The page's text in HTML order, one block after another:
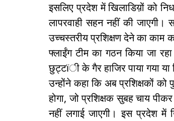
इसलिए प्रदेश में खिलाडिय़ों को
लापरवाही सहन नहीं की
उच्चस्तरीय प्रशिक्षण देने का काम
फ्लाईंग टीम का गठन किया जा
छुट्टïी के गैर हाजिर पाया गया या
उन्होंने कहा कि अब प्रशिक्षकों
होगा, जो प्रशिक्षक सुबह चाय
नहीं लगाई जाएगी। इस प्रदेश में